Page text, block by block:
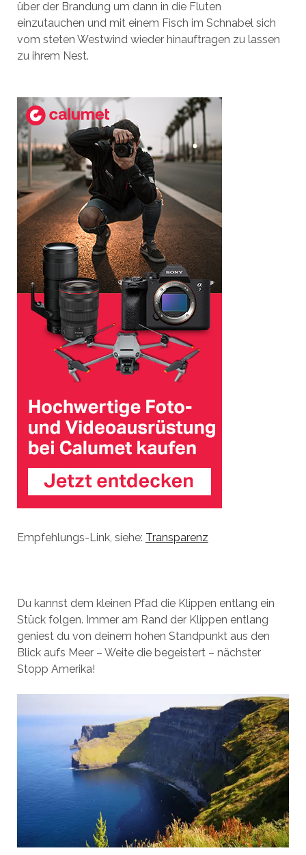
über der Brandung um dann in die Fluten
einzutauchen und mit einem Fisch im Schnabel sich
vom steten Westwind wieder hinauftragen zu lassen
zu ihrem Nest.
Empfehlungs-Link, siehe: Transparenz
Du kannst dem kleinen Pfad die Klippen entlang ein
Stück folgen. Immer am Rand der Klippen entlang
geniest du von deinem hohen Standpunkt aus den
Blick aufs Meer – Weite die begeistert – nächster
Stopp Amerika!